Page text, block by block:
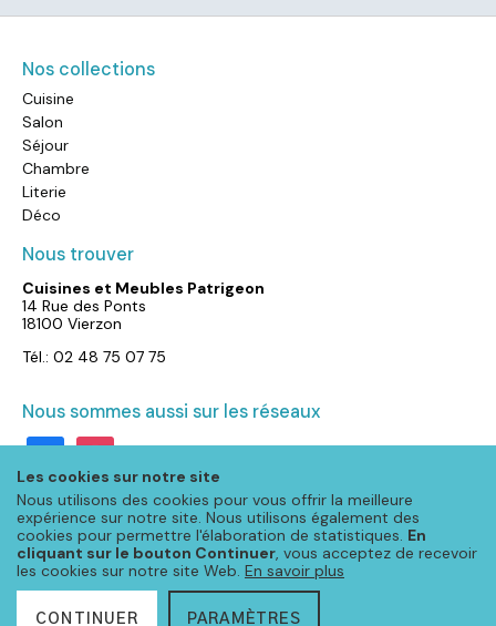
Les cookies sur notre site
Nous utilisons des cookies pour vous offrir la meilleure
expérience sur notre site. Nous utilisons également des
cookies pour permettre l'élaboration de statistiques. En
cliquant sur le bouton Continuer, vous acceptez de recevoir
les cookies sur notre site Web. En savoir plus
CONTINUER PARAMÈTRES
Nos collections
Cuisine
Salon
Séjour
Chambre
Literie
Déco
Nous trouver
Cuisines et Meubles Patrigeon
14 Rue des Ponts
18100 Vierzon
Tél.: 02 48 75 07 75
Nous sommes aussi sur les réseaux
facebookinstagram